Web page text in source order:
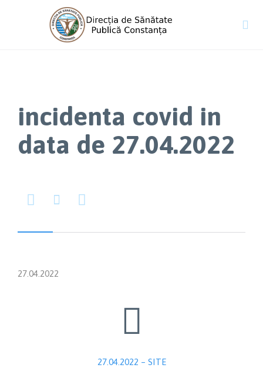

incidenta covid in
data de 27.04.2022
  
27.04.2022

27.04.2022 – SITE